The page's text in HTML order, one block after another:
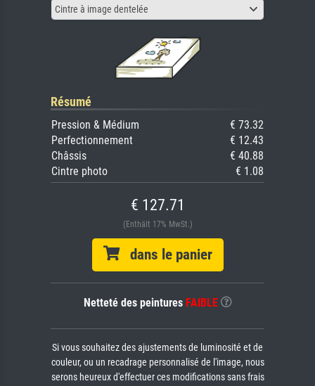
Cintre à image dentelée
Résumé
Pression & Médium
€ 73.32
Perfectionnement
€ 12.43
Châssis
€ 40.88
Cintre photo
€ 1.08
€ 127.71
(Enthält 17% MwSt.)
dans le panier
Netteté des peintures FAIBLE
Si vous souhaitez des ajustements de luminosité et de
couleur, ou un recadrage personnalisé de l'image, nous
serons heureux d'effectuer ces modifications sans frais